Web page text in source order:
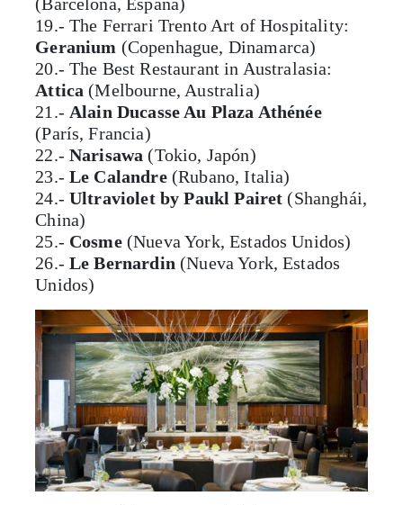
19.- The Ferrari Trento Art of Hospitality:
Geranium (Copenhague, Dinamarca)
20.- The Best Restaurant in Australasia:
Attica (Melbourne, Australia)
21.- Alain Ducasse Au Plaza Athénée
(París, Francia)
22.- Narisawa (Tokio, Japón)
23.- Le Calandre(Rubano, Italia)
24.- Ultraviolet by Paukl Pairet (Shanghái,
China)
25.- Cosme(Nueva York, Estados Unidos)
26.- Le Bernardin (Nueva York, Estados
Unidos)